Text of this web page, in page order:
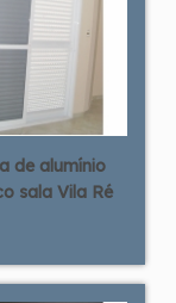
de alumínio
sala Vila Ré